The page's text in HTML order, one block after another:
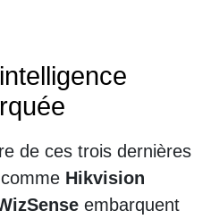
de ces trois dernières
Hikvision
embarquent